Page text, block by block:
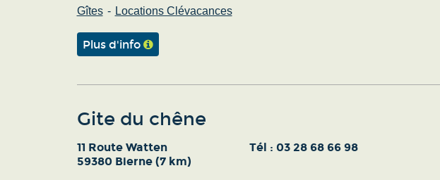
Gîtes Locations Clévacances
Plus d'info
Gite du chêne
11 Route Watten
59380 Bierne (7 km)
Tél : 03 28 68 66 98